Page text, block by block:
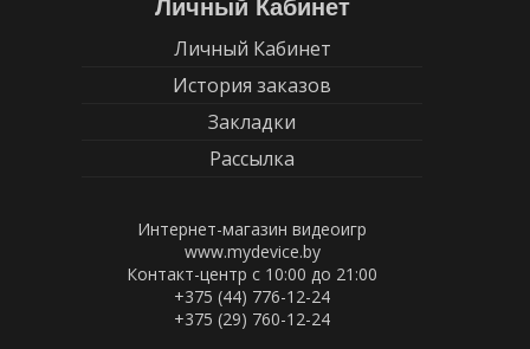
Личный Кабинет
Личный Кабинет
История заказов
Закладки
Рассылка
Интернет-магазин видеоигр
www.mydevice.by
Контакт-центр с 10:00 до 21:00
+375 (44) 776-12-24
+375 (29) 760-12-24